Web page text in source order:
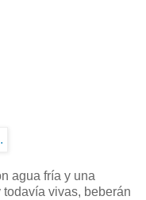
agua fría y una
vivas, beberán